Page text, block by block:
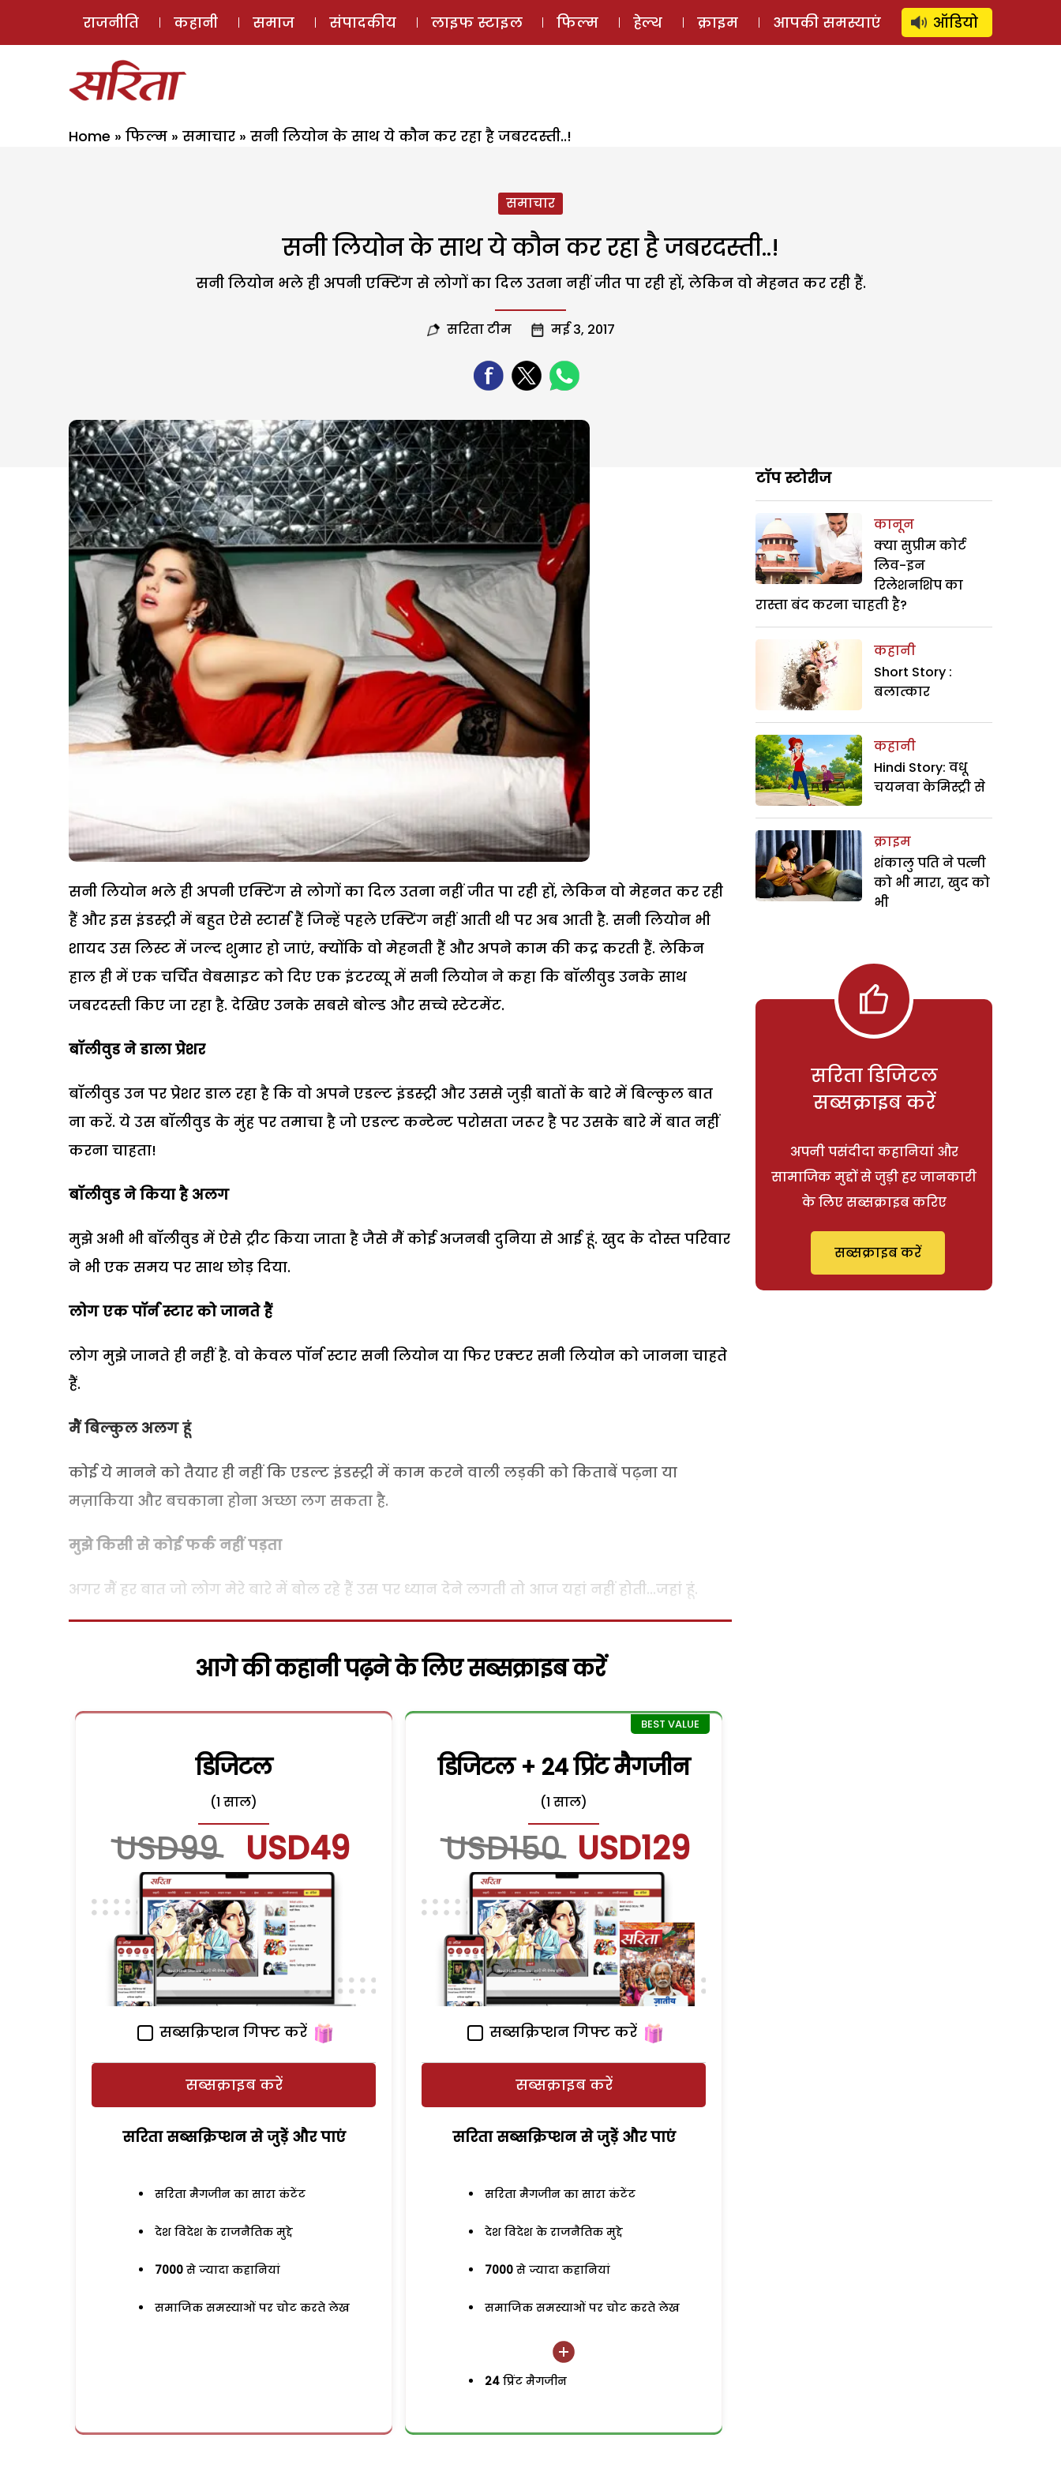
ई-मैगज़ीन ऑडियो स्टोरी लॉग इन ⚲ SUBSCRIBE
राजनीति कहानी समाज संपादकीय लाइफ स्टाइल फिल्म हेल्थ क्राइम आपकी समस्याएं ऑडियो
Home » फिल्म » समाचार » सनी लियोन के साथ ये कौन कर रहा है जबरदस्ती..!
समाचार
सनी लियोन के साथ ये कौन कर रहा है जबरदस्ती..!
सनी लियोन भले ही अपनी एक्टिंग से लोगों का दिल उतना नहीं जीत पा रही हों, लेकिन वो मेहनत कर रही हैं.
सरिता टीम मई 3, 2017
सनी लियोन भले ही अपनी एक्टिंग से लोगों का दिल उतना नहीं जीत पा रही हों, लेकिन वो मेहनत कर रही
हैं और इस इंडस्ट्री में बहुत ऐसे स्टार्स हैं जिन्हें पहले एक्टिंग नहीं आती थी पर अब आती है. सनी लियोन भी
शायद उस लिस्ट में जल्द शुमार हो जाएं, क्योंकि वो मेहनती हैं और अपने काम की कद्र करती हैं. लेकिन
हाल ही में एक चर्चित वेबसाइट को दिए एक इंटरव्यू में सनी लियोन ने कहा कि बॉलीवुड उनके साथ
जबरदस्ती किए जा रहा है. देखिए उनके सबसे बोल्ड और सच्चे स्टेटमेंट.
बॉलीवुड ने डाला प्रेशर
बॉलीवुड उन पर प्रेशर डाल रहा है कि वो अपने एडल्ट इंडस्ट्री और उससे जुड़ी बातों के बारे में बिल्कुल बात
ना करें. ये उस बॉलीवुड के मुंह पर तमाचा है जो एडल्ट कन्टेन्ट परोसता जरूर है पर उसके बारे में बात नहीं
करना चाहता!
बॉलीवुड ने किया है अलग
मुझे अभी भी बॉलीवुड में ऐसे ट्रीट किया जाता है जैसे मैं कोई अजनबी दुनिया से आई हूं. खुद के दोस्त परिवार
ने भी एक समय पर साथ छोड़ दिया.
लोग एक पॉर्न स्टार को जानते हैं
लोग मुझे जानते ही नहीं है. वो केवल पॉर्न स्टार सनी लियोन या फिर एक्टर सनी लियोन को जानना चाहते
हैं.
मैं बिल्कुल अलग हूं
कोई ये मानने को तैयार ही नहीं कि एडल्ट इंडस्ट्री में काम करने वाली लड़की को किताबें पढ़ना या
मज़ाकिया और बचकाना होना अच्छा लग सकता है.
मुझे किसी से कोई फर्क नहीं पड़ता
अगर मैं हर बात जो लोग मेरे बारे में बोल रहे हैं उस पर ध्यान देने लगती तो आज यहां नहीं होती...जहां हूं.
आगे की कहानी पढ़ने के लिए सब्सक्राइब करें
डिजिटल
(1 साल)
USD99 USD49
सब्सक्रिप्शन गिफ्ट करें
सब्सक्राइब करें
सरिता सब्सक्रिप्शन से जुड़ेें और पाएं
सरिता मैगजीन का सारा कंटेंट
देश विदेश के राजनैतिक मुद्दे
7000 से ज्यादा कहानियां
समाजिक समस्याओं पर चोट करते लेख
डिजिटल + 24 प्रिंट मैगजीन
(1 साल)
USD150 USD129
सब्सक्रिप्शन गिफ्ट करें
सब्सक्राइब करें
सरिता सब्सक्रिप्शन से जुड़ेें और पाएं
सरिता मैगजीन का सारा कंटेंट
देश विदेश के राजनैतिक मुद्दे
7000 से ज्यादा कहानियां
समाजिक समस्याओं पर चोट करते लेख
24 प्रिंट मैगजीन
टॉप स्टोरीज
कानून
क्या सुप्रीम कोर्ट
लिव-इन
रिलेशनशिप का
रास्ता बंद करना चाहती है?
कहानी
Short Story :
बलात्कार
कहानी
Hindi Story: वधू
चयनवा केमिस्ट्री से
क्राइम
शंकालु पति ने पत्नी
को भी मारा, खुद को
भी
सरिता डिजिटल
सब्सक्राइब करें
अपनी पसंदीदा कहानियां और
सामाजिक मुद्दों से जुड़ी हर जानकारी
के लिए सब्सक्राइब करिए
सब्सक्राइब करें